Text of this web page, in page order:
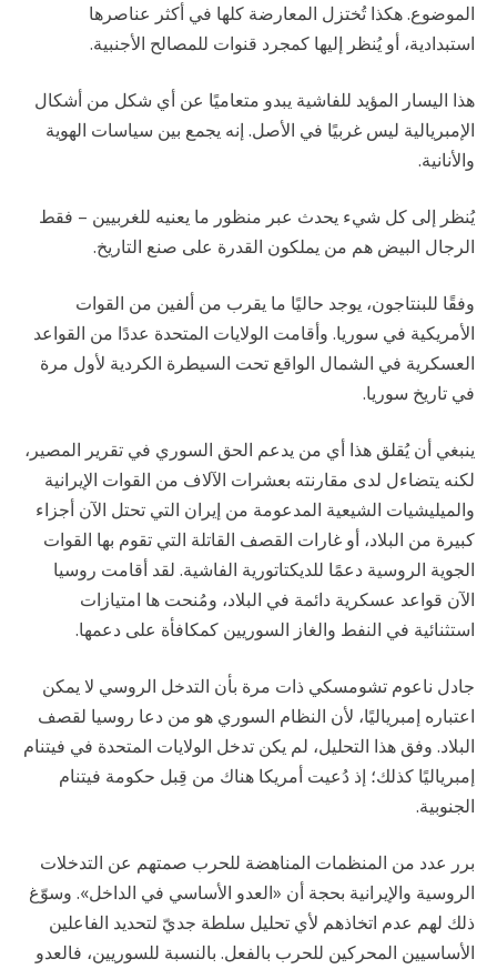
الموضوع. هكذا تُختزل المعارضة كلها في أكثر عناصرها
استبدادية، أو يُنظر إليها كمجرد قنوات للمصالح الأجنبية.
هذا اليسار المؤيد للفاشية يبدو متعاميًا عن أي شكل من أشكال
الإمبريالية ليس غربيًا في الأصل. إنه يجمع بين سياسات الهوية
والأنانية.
يُنظر إلى كل شيء يحدث عبر منظور ما يعنيه للغربيين – فقط
الرجال البيض هم من يملكون القدرة على صنع التاريخ.
وفقًا للبنتاجون، يوجد حاليًا ما يقرب من ألفين من القوات
الأمريكية في سوريا. وأقامت الولايات المتحدة عددًا من القواعد
العسكرية في الشمال الواقع تحت السيطرة الكردية لأول مرة
في تاريخ سوريا.
ينبغي أن يُقلق هذا أي من يدعم الحق السوري في تقرير المصير،
لكنه يتضاءل لدى مقارنته بعشرات الآلاف من القوات الإيرانية
والميليشيات الشيعية المدعومة من إيران التي تحتل الآن أجزاء
كبيرة من البلاد، أو غارات القصف القاتلة التي تقوم بها القوات
الجوية الروسية دعمًا للديكتاتورية الفاشية. لقد أقامت روسيا
الآن قواعد عسكرية دائمة في البلاد، ومُنحت ها امتيازات
استثنائية في النفط والغاز السوريين كمكافأة على دعمها.
جادل ناعوم تشومسكي ذات مرة بأن التدخل الروسي لا يمكن
اعتباره إمبرياليًا، لأن النظام السوري هو من دعا روسيا لقصف
البلاد. وفق هذا التحليل، لم يكن تدخل الولايات المتحدة في فيتنام
إمبرياليًا كذلك؛ إذ دُعيت أمريكا هناك من قِبل حكومة فيتنام
الجنوبية.
برر عدد من المنظمات المناهضة للحرب صمتهم عن التدخلات
الروسية والإيرانية بحجة أن «العدو الأساسي في الداخل». وسوّغ
ذلك لهم عدم اتخاذهم لأي تحليل سلطة جديّ لتحديد الفاعلين
الأساسيين المحركين للحرب بالفعل. بالنسبة للسوريين، فالعدو